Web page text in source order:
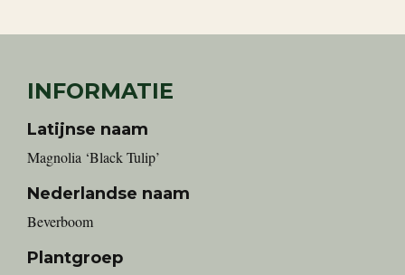
INFORMATIE
Latijnse naam
Magnolia ‘Black Tulip’
Nederlandse naam
Beverboom
Plantgroep